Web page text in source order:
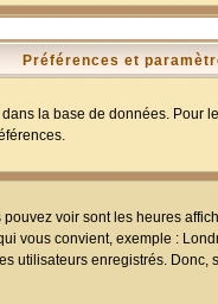
Préférences et
la base de données. Pour
voir sont les heures
vous convient, exemple :
utilisateurs enregistrés.